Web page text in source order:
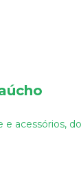
acessórios,